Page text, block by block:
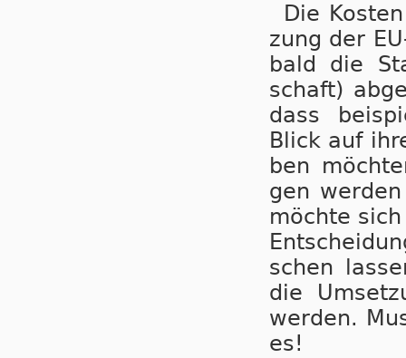
Die
zung der
bald die
schaft)
dass
Blick auf
ben
gen
möch­te
schen
die
wer­den.
es!